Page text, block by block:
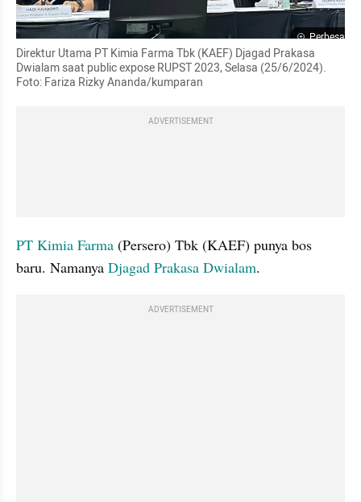
Perbesar
Direktur Utama PT Kimia Farma Tbk (KAEF) Djagad Prakasa
Dwialam saat public expose RUPST 2023, Selasa (25/6/2024).
Foto: Fariza Rizky Ananda/kumparan
ADVERTISEMENT
PT Kimia Farma (Persero) Tbk (KAEF) punya bos
baru. Namanya Djagad Prakasa Dwialam.
ADVERTISEMENT